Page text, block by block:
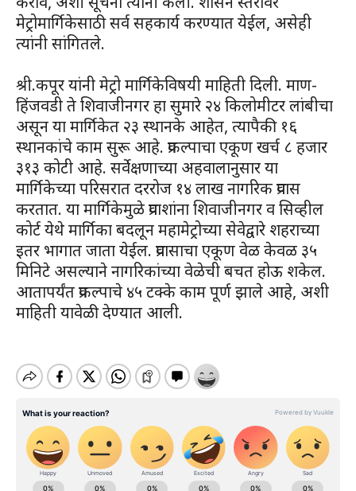
मेट्रोमार्गिकेसाठी सर्व सहकार्य करण्यात येईल, असेही
त्यांनी सांगितले.
श्री.कपूर यांनी मेट्रो मार्गिकेविषयी माहिती दिली. माण-
हिंजवडी ते शिवाजीनगर हा सुमारे २४ किलोमीटर लांबीचा
असून या मार्गिकेत २३ स्थानके आहेत, त्यापैकी १६
स्थानकांचे काम सुरू आहे. प्रकल्पाचा एकूण खर्च ८ हजार
३१३ कोटी आहे. सर्वेक्षणाच्या अहवालानुसार या
मार्गिकेच्या परिसरात दररोज १४ लाख नागरिक प्रवास
करतात. या मार्गिकेमुळे प्रवाशांना शिवाजीनगर व सिव्हील
कोर्ट येथे मार्गिका बदलून महामेट्रोच्या सेवेद्वारे शहराच्या
इतर भागात जाता येईल. प्रवासाचा एकूण वेळ केवळ ३५
मिनिटे असल्याने नागरिकांच्या वेळेची बचत होऊ शकेल.
आतापर्यंत प्रकल्पाचे ४५ टक्के काम पूर्ण झाले आहे, अशी
माहिती यावेळी देण्यात आली.